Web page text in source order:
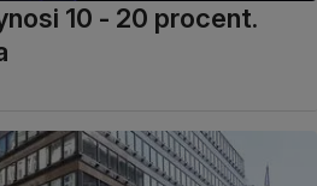
10 - 20 procent.